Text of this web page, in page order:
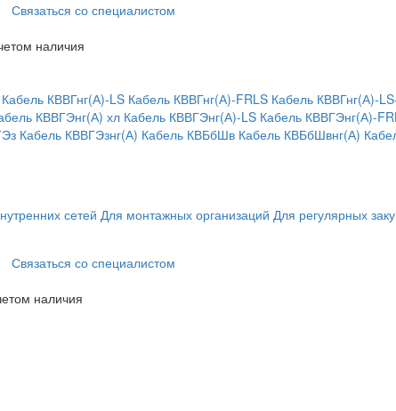
Связаться со специалистом
наличия
Кабель КВВГнг(А)-LS Кабель КВВГнг(А)-FRLS Кабель КВВГнг(А)-
КВВГЭнг(А) хл Кабель КВВГЭнг(А)-LS Кабель КВВГЭнг(А)-
Кабель КВВГЭзнг(А) Кабель КВБбШв Кабель КВБбШвнг(А)
сетей Для монтажных организаций Для регулярных
Связаться со специалистом
наличия